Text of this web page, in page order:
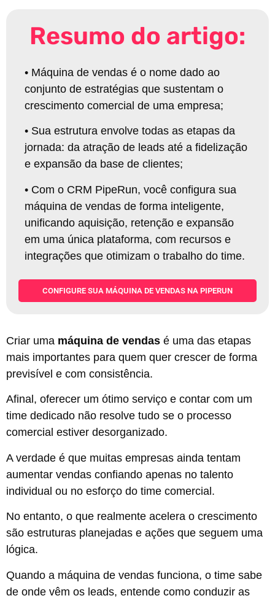
Resumo do artigo:
• Máquina de vendas é o nome dado ao
conjunto de estratégias que sustentam o
crescimento comercial de uma empresa;
• Sua estrutura envolve todas as etapas da
jornada: da atração de leads até a fidelização
e expansão da base de clientes;
• Com o CRM PipeRun, você configura sua
máquina de vendas de forma inteligente,
unificando aquisição, retenção e expansão
em uma única plataforma, com recursos e
integrações que otimizam o trabalho do time.
CONFIGURE SUA MÁQUINA DE VENDAS NA PIPERUN
Criar uma máquina de vendas é uma das etapas
mais importantes para quem quer crescer de forma
previsível e com consistência.
Afinal, oferecer um ótimo serviço e contar com um
time dedicado não resolve tudo se o processo
comercial estiver desorganizado.
A verdade é que muitas empresas ainda tentam
aumentar vendas confiando apenas no talento
individual ou no esforço do time comercial.
No entanto, o que realmente acelera o crescimento
são estruturas planejadas e ações que seguem uma
lógica.
Quando a máquina de vendas funciona, o time sabe
de onde vêm os leads, entende como conduzir as